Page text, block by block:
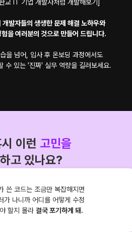
교 IT 기업 개발자처럼 개발해보기]
개발자들의 생생한 문제 해결 노하우와
을 여러분의 것으로 만들어 드립니다.
을 넘어, 입사 후 온보딩 과정에서도
수 있는 '진짜' 실무 역량을 길러보세요.
이런 고민을
하고 있나요?
쓴 코드는 조금만 복잡해지면
가 나니까 어디를 어떻게 수정
할지 몰라 결국 포기하게 돼.